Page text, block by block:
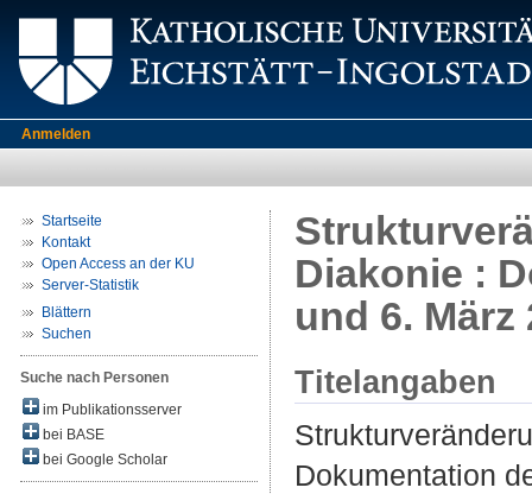
Anmelden
Startseite
Kontakt
Open Access an der KU
Server-Statistik
Blättern
Suchen
Suche nach Personen
im Publikationsserver
bei BASE
bei Google Scholar
Diakonie :
und 6.
Titelangaben
Dokumentation